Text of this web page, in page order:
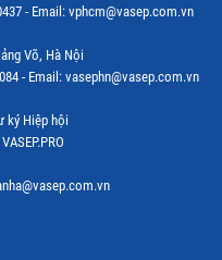
- Email: vphcm@vasep.com.vn
Võ, Hà Nội
- Email: vasephn@vasep.com.vn
ký Hiệp hội